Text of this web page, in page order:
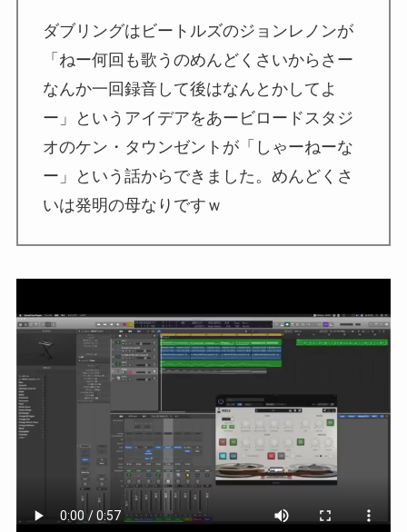
ダブリングはビートルズのジョンレノンが
「ねー何回も歌うのめんどくさいからさー
なんか一回録音して後はなんとかしてよ
ー」というアイデアをあービロードスタジ
オのケン・タウンゼントが「しゃーねーな
ー」という話からできました。めんどくさ
いは発明の母なりですｗ